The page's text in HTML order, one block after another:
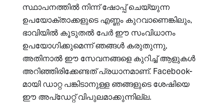
സ്ഥാപനത്തിൽ നിന്ന് ഷോപ്പ് ചെയ്യുന്ന
ഉപയോക്താക്കളുടെ എണ്ണം കുറവാണെങ്കിലും,
ഭാവിയിൽ കൂടുതൽ പേർ ഈ സംവിധാനം
ഉപയോഗിക്കുമെന്ന് ഞങ്ങൾ കരുതുന്നു,
അതിനാൽ ഈ സേവനങ്ങളെ കുറിച്ച് ആളുകൾ
അറിഞ്ഞിരിക്കേണ്ടത് പ്രധാനമാണ്. Facebook-
മായി ഡാറ്റ പങ്കിടാനുള്ള ഞങ്ങളുടെ ശേഷിയെ
ഈ അപ്‌ഡേറ്റ് വിപുലമാക്കുന്നില്ല.